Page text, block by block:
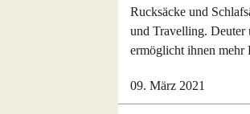
Rucksäcke und
und Travelling. Deuter
ermöglicht ihnen mehr
09. März 2021